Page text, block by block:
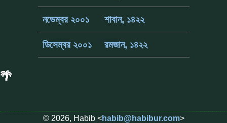
নভেম্বর ২০০১ শাবান, ১৪২২
ডিসেম্বর ২০০১ রমজান, ১৪২২
🌴
© 2026, Habib <habib@habibur.com>